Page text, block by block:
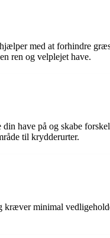
med at forhindre
ren og velplejet have.
have på og skabe
til krydderurter.
minimal